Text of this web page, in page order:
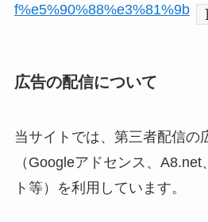
f%e5%90%88%e3%81%9b
]
広告の配信について
当サイトでは、第三者配信の
（Googleアドセンス、
ト等）を利用しています。